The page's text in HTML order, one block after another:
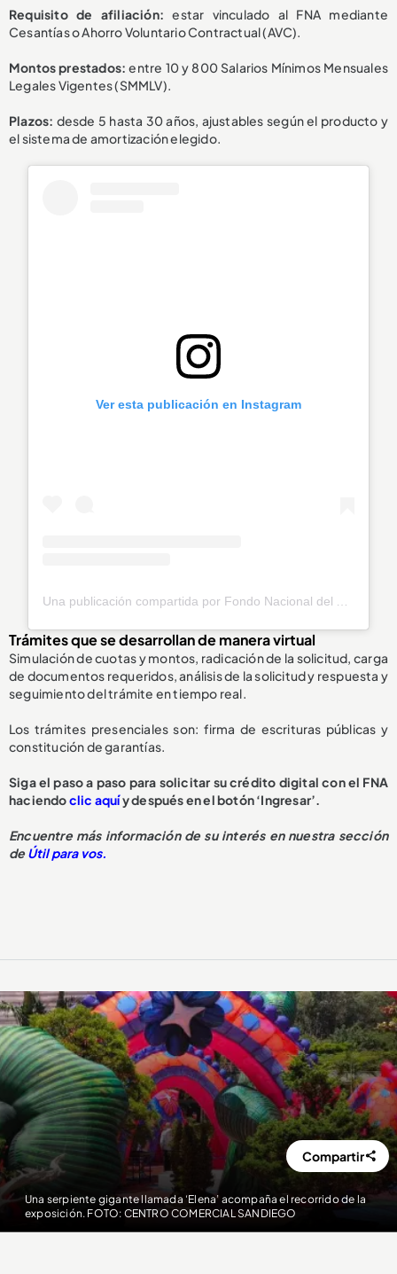
Requisito de afiliación:estar vinculado al FNA mediante
Cesantías o Ahorro Voluntario Contractual (AVC).
Montos prestados:entre 10 y 800 Salarios Mínimos Mensuales
Legales Vigentes (SMMLV).
Plazos: desde 5 hasta 30 años, ajustables según el producto y
el sistema de amortización elegido.
Ver esta publicación en Instagram
Trámites que se desarrollan de manera virtual
Simulación de cuotas y montos, radicación de la solicitud, carga
de documentos requeridos, análisis de la solicitud y respuesta y
seguimiento del trámite en tiempo real.
Los trámites presenciales son: firma de escrituras públicas y
constitución de garantías.
Siga el paso a paso para solicitar su crédito digital con el FNA
haciendoclic aquíy después en el botón ‘Ingresar’.
Encuentre más información de su interés en nuestra sección
deÚtil para vos.
Una serpiente gigante llamada ‘Elena’ acompaña el recorrido de la
exposición. FOTO: CENTRO COMERCIAL SANDIEGO
Compartir